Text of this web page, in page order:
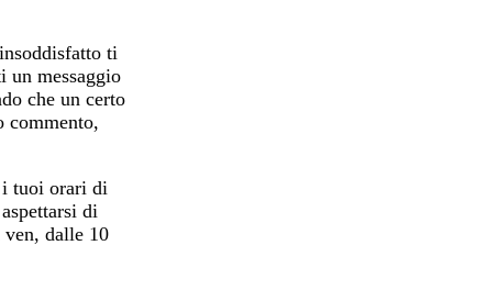
ti
un messaggio
che un certo
commento,
i tuoi orari di
di
ven, dalle 10